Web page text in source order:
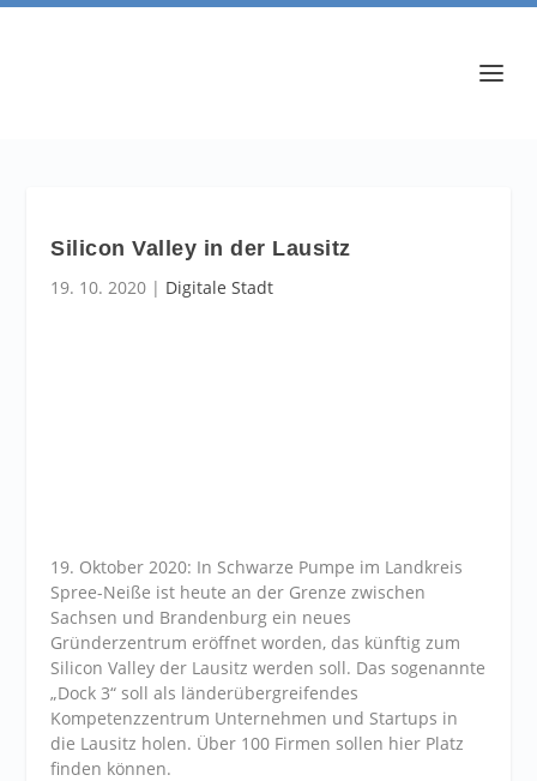
Silicon Valley in der Lausitz
19. 10. 2020 | Digitale Stadt
19. Oktober 2020: In Schwarze Pumpe im Landkreis
Spree-Neiße ist heute an der Grenze zwischen
Sachsen und Brandenburg ein neues
Gründerzentrum eröffnet worden, das künftig zum
Silicon Valley der Lausitz werden soll. Das sogenannte
„Dock 3“ soll als länderübergreifendes
Kompetenzzentrum Unternehmen und Startups in
die Lausitz holen. Über 100 Firmen sollen hier Platz
finden können.